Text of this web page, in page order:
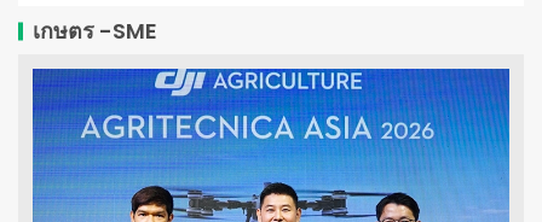
เกษตร -SME